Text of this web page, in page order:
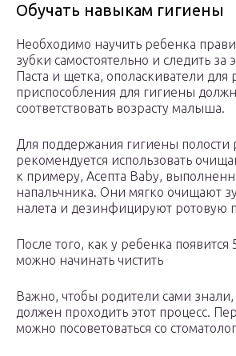
Обучать навыкам гигиены
Необходимо научить ребенка
зубки самостоятельно и следить за
Паста и щетка, ополаскиватели для
приспособления для гигиены
соответствовать возрасту малыша.
Для поддержания гигиены полости
рекомендуется использовать
к примеру, Асепта Baby,
напальчника. Они мягко очищают
налета и дезинфицируют ротовую
После того, как у ребенка появится
можно начинать чистить
Важно, чтобы родители сами
должен проходить этот процесс.
можно посоветоваться со